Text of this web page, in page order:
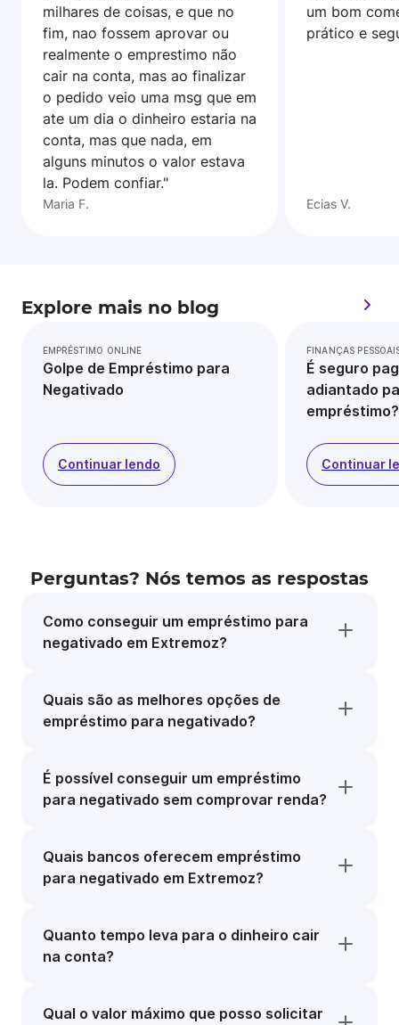
milhares de coisas, e que no
fim, nao fossem aprovar ou
realmente o emprestimo não
cair na conta, mas ao finalizar
o pedido veio uma msg que em
ate um dia o dinheiro estaria na
conta, mas que nada, em
alguns minutos o valor estava
la. Podem confiar."
Maria F.
um bom
prático e
Ecias V.
Explore mais no blog
EMPRÉSTIMO ONLINE
Golpe de Empréstimo para
Negativado
Continuar lendo
FINANÇAS
É seguro
adiantado
empréstimo?
Continuar
Perguntas? Nós temos as respostas
Como conseguir um empréstimo para
negativado em Extremoz?
Quais são as melhores opções de
empréstimo para negativado?
É possível conseguir um empréstimo
para negativado sem comprovar renda?
Quais bancos oferecem empréstimo
para negativado em Extremoz?
Quanto tempo leva para o dinheiro cair
na conta?
Qual o valor máximo que posso solicitar